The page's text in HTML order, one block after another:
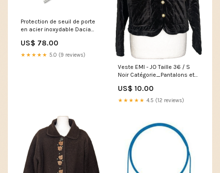
Protection de seuil de porte
en acier inoxydable Dacia
01.2021 - présent, carrosserie
berline | 08-1398 submodel
US$ 78.00
★★★★★ 5.0 (9 reviews)
Veste EMI - JO Taille 36 / S
Noir Catégorie_Pantalons et
US$ 10.00
★★★★★ 4.5 (12 reviews)